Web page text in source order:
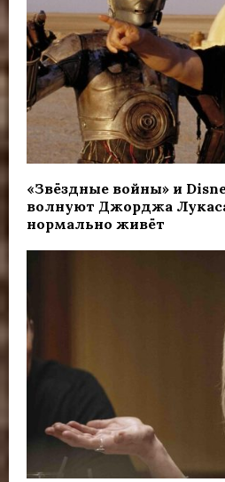
«Звёздные войны» и
волнуют Джорджa
нормально живёт